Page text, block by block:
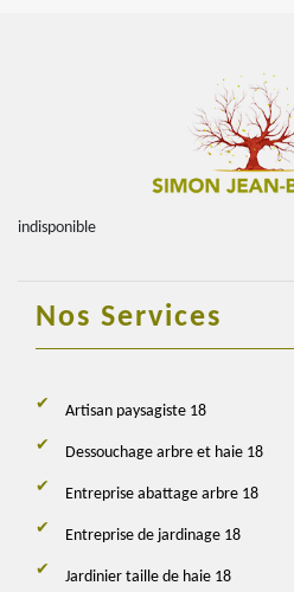
indisponible
Nos Services
Artisan paysagiste 18
Dessouchage arbre et haie 18
Entreprise abattage arbre 18
Entreprise de jardinage 18
Jardinier taille de haie 18